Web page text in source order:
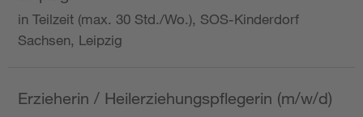
in Teilzeit (max. 30 Std./Wo.), SOS-Kinderdorf
Sachsen, Leipzig
Erzieherin / Heilerziehungspflegerin (m/w/d)